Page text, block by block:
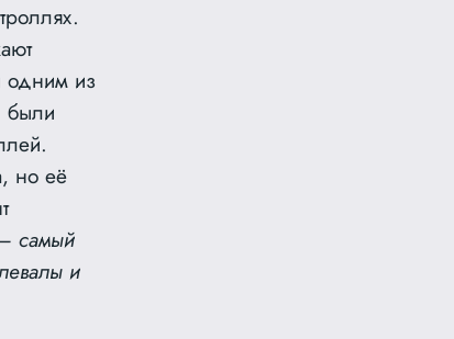
одним из
были
но её
самый
и